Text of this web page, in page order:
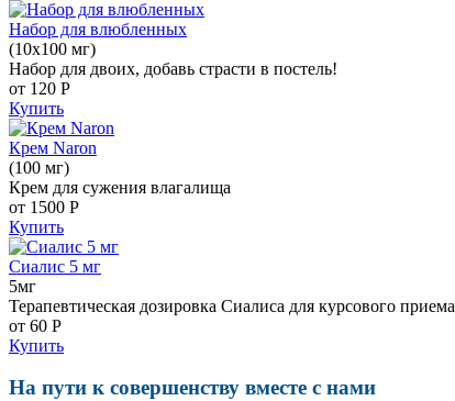
Набор для влюбленных
(10х100 мг)
Набор для двоих, добавь страсти в постель!
от 120 Р
Купить
Крем Naron
(100 мг)
Крем для сужения влагалища
от 1500 Р
Купить
Сиалис 5 мг
5мг
Терапевтическая дозировка Сиалиса для курсового приема
от 60 Р
Купить
На пути к совершенству вместе с нами